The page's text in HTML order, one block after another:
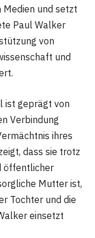
Medien und setzt
Paul Walker
von
und
ist geprägt von
Verbindung
ihres
dass sie trotz
öffentlicher
Mutter ist,
Tochter und die
einsetzt